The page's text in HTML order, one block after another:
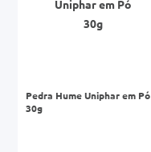
Pedra Hume Uniphar em Pó
30g